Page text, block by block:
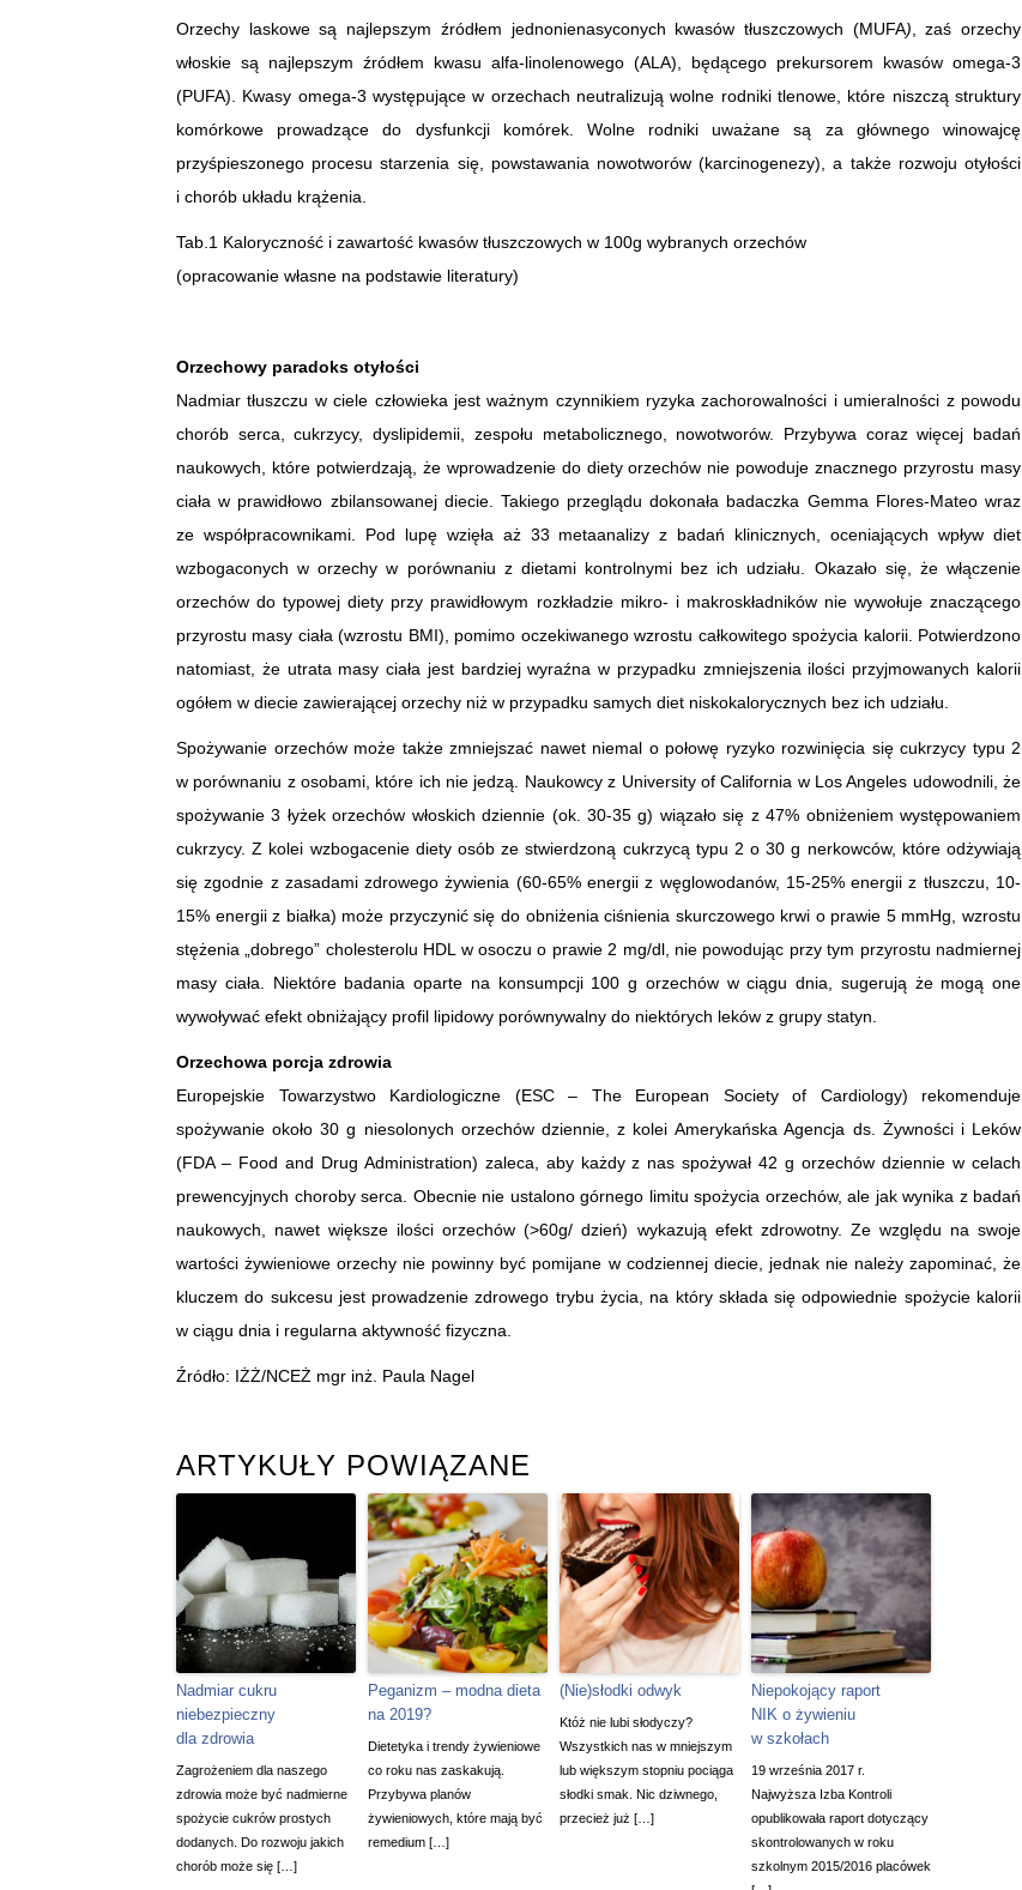
Orzechy laskowe są najlepszym źródłem jednonienasyconych kwasów tłuszczowych (MUFA) , zaś orzechy
włoskie są najlepszym źródłem kwasu alfa-linolenowego (ALA), będącego prekursorem kwasów omega-3
(PUFA). Kwasy omega-3 występujące w orzechach neutralizują wolne rodniki tlenowe, które niszczą struktury
komórkowe prowadzące do dysfunkcji komórek. Wolne rodniki uważane są za głównego winowajcę
przyśpieszonego procesu starzenia się, powstawania nowotworów (karcinogenezy), a także rozwoju otyłości
i chorób układu krążenia.
Tab.1 Kaloryczność i zawartość kwasów tłuszczowych w 100g wybranych orzechów
(opracowanie własne na podstawie literatury)
Orzechowy paradoks otyłości
Nadmiar tłuszczu w ciele człowieka jest ważnym czynnikiem ryzyka zachorowalności i umieralności z powodu
chorób serca, cukrzycy, dyslipidemii, zespołu metabolicznego, nowotworów. Przybywa coraz więcej badań
naukowych, które potwierdzają, że wprowadzenie do diety orzechów nie powoduje znacznego przyrostu masy
ciała w prawidłowo zbilansowanej diecie. Takiego przeglądu dokonała badaczka Gemma Flores-Mateo wraz
ze współpracownikami. Pod lupę wzięła aż 33 metaanalizy z badań klinicznych, oceniających wpływ diet
wzbogaconych w orzechy w porównaniu z dietami kontrolnymi bez ich udziału. Okazało się, że włączenie
orzechów do typowej diety przy prawidłowym rozkładzie mikro- i makroskładników nie wywołuje znaczącego
przyrostu masy ciała (wzrostu BMI), pomimo oczekiwanego wzrostu całkowitego spożycia kalorii. Potwierdzono
natomiast, że utrata masy ciała jest bardziej wyraźna w przypadku zmniejszenia ilości przyjmowanych kalorii
ogółem w diecie zawierającej orzechy niż w przypadku samych diet niskokalorycznych bez ich udziału.
Spożywanie orzechów może także zmniejszać nawet niemal o połowę ryzyko rozwinięcia się cukrzycy typu 2
w porównaniu z osobami, które ich nie jedzą. Naukowcy z University of California w Los Angeles udowodnili, że
spożywanie 3 łyżek orzechów włoskich dziennie (ok. 30-35 g) wiązało się z 47% obniżeniem występowaniem
cukrzycy. Z kolei wzbogacenie diety osób ze stwierdzoną cukrzycą typu 2 o 30 g nerkowców, które odżywiają
się zgodnie z zasadami zdrowego żywienia (60-65% energii z węglowodanów, 15-25% energii z tłuszczu, 10-
15% energii z białka) może przyczynić się do obniżenia ciśnienia skurczowego krwi o prawie 5 mmHg, wzrostu
stężenia „dobrego” cholesterolu HDL w osoczu o prawie 2 mg/dl, nie powodując przy tym przyrostu nadmiernej
masy ciała. Niektóre badania oparte na konsumpcji 100 g orzechów w ciągu dnia, sugerują że mogą one
wywoływać efekt obniżający profil lipidowy porównywalny do niektórych leków z grupy statyn.
Orzechowa porcja zdrowia
Europejskie Towarzystwo Kardiologiczne (ESC – The European Society of Cardiology) rekomenduje
spożywanie około 30 g niesolonych orzechów dziennie, z kolei Amerykańska Agencja ds. Żywności i Leków
(FDA – Food and Drug Administration) zaleca, aby każdy z nas spożywał 42 g orzechów dziennie w celach
prewencyjnych choroby serca. Obecnie nie ustalono górnego limitu spożycia orzechów, ale jak wynika z badań
naukowych, nawet większe ilości orzechów (>60g/ dzień) wykazują efekt zdrowotny. Ze względu na swoje
wartości żywieniowe orzechy nie powinny być pomijane w codziennej diecie, jednak nie należy zapominać, że
kluczem do sukcesu jest prowadzenie zdrowego trybu życia, na który składa się odpowiednie spożycie kalorii
w ciągu dnia i regularna aktywność fizyczna.
Źródło: IŻŻ/NCEŻ mgr inż. Paula Nagel
ARTYKUŁY POWIĄZANE
Nadmiar cukru
niebezpieczny
dla zdrowia
Zagrożeniem dla naszego
zdrowia może być nadmierne
spożycie cukrów prostych
dodanych. Do rozwoju jakich
chorób może się […]
Peganizm – modna dieta
na 2019?
Dietetyka i trendy żywieniowe
co roku nas zaskakują.
Przybywa planów
żywieniowych, które mają być
remedium […]
(Nie)słodki odwyk
Któż nie lubi słodyczy?
Wszystkich nas w mniejszym
lub większym stopniu pociąga
słodki smak. Nic dziwnego,
przecież już […]
Niepokojący raport
NIK o żywieniu
w szkołach
19 września 2017 r.
Najwyższa Izba Kontroli
opublikowała raport dotyczący
skontrolowanych w roku
szkolnym 2015/2016 placówek